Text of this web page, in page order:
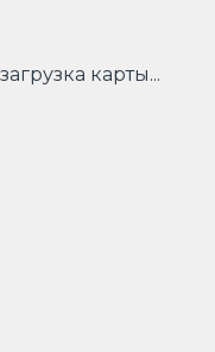
загрузка карты...